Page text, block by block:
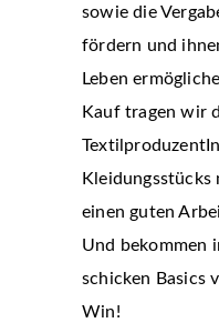
sowie die
fördern und
Leben
Kauf tragen wir
Kleidungsstücks
einen guten
Und bekommen
schicken Basics
Win!